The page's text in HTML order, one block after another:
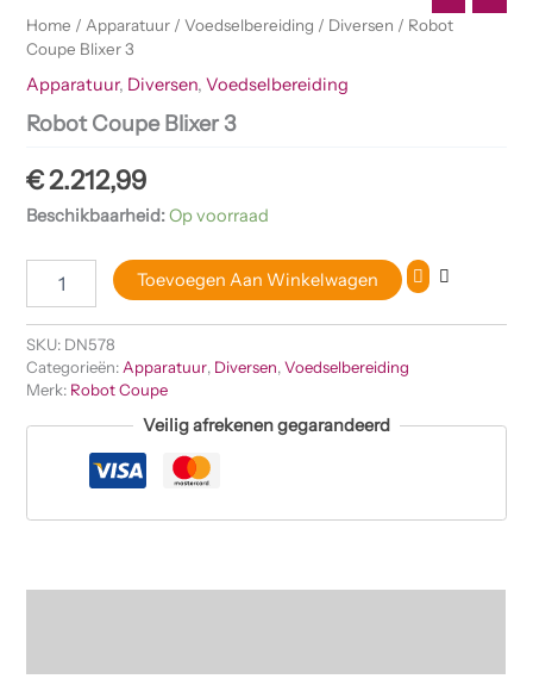
Home / Apparatuur /Voedselbereiding / Diversen / Robot
Coupe Blixer 3
Apparatuur, Diversen,Voedselbereiding
Robot Coupe Blixer 3
€2.212,99
Beschikbaarheid:Op voorraad
Toevoegen Aan Winkelwagen
SKU: DN578
Categorieën: Apparatuur, Diversen,Voedselbereiding
Merk: Robot Coupe
Veilig afrekenen gegarandeerd